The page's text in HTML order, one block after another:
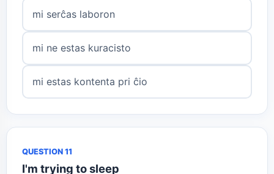
mi serĉas laboron
mi ne estas kuracisto
mi estas kontenta pri ĉio
QUESTION 11
I'm trying to sleep